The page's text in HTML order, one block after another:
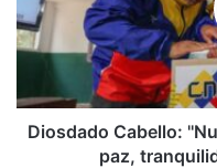
está
votando
en
tranquilidad
Diosdado Cabello:
paz,